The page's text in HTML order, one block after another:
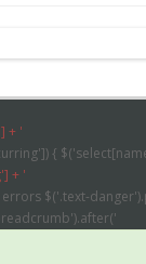
+ '
{
+ '
$('.text-